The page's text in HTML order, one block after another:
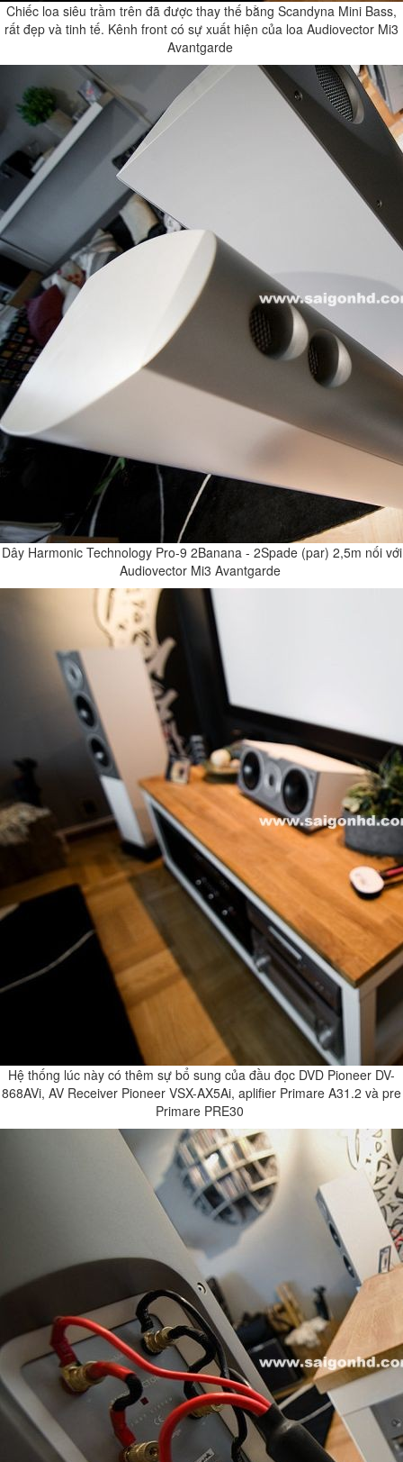
Chiếc loa siêu trầm trên đã được thay thế bằng Scandyna Mini Bass,
rất đẹp và tinh tế. Kênh front có sự xuất hiện của loa Audiovector Mi3
Avantgarde
Dây Harmonic Technology Pro-9 2Banana - 2Spade (par) 2,5m nối với
Audiovector Mi3 Avantgarde
Hệ thống lúc này có thêm sự bổ sung của đầu đọc DVD Pioneer DV-
868AVi, AV Receiver Pioneer VSX-AX5Ai, aplifier Primare A31.2 và pre
Primare PRE30